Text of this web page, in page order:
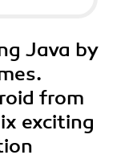
Java by
from
exciting